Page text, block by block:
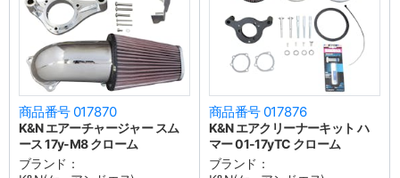
商品番号 017870
K&N エアーチャージャー スム
ース 17y-M8 クローム
ブランド：
商品番号 017876
K&N エアクリーナーキット ハ
マー 01-17yTC クローム
ブランド：